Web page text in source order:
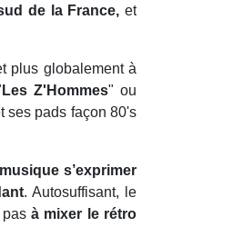
de la France,et
plus globalement à
Les Z'Hommes" ou
ses pads façon 80's
s’exprimer
. Autosuffisant, le
à mixer le rétro